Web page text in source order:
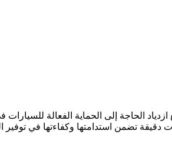
ازدياد الحاجة إلى الحماية الفعالة
تضمن استدامتها وكفاءتها في توفير